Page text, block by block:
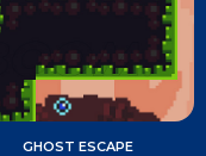
GHOST ESCAPE